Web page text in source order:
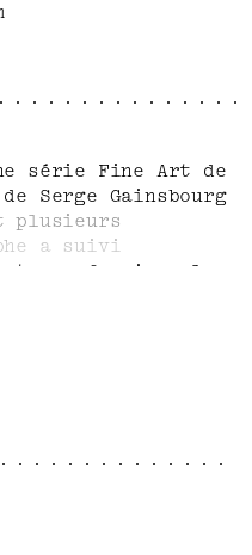
série Fine Art de
Serge Gainsbourg
plusieurs
a suivi
professionnels